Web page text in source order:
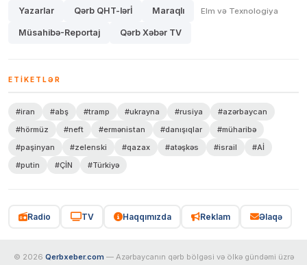
Yazarlar Qərb QHT-lərİ Maraqlı Elm və Texnologiya
Müsahibə-Reportaj Qərb Xəbər TV
ETIKETLƏR
#iran #abş #tramp #ukrayna #rusiya
#azərbaycan
#hörmüz
#neft #ermənistan #danışıqlar
#müharibə
#paşinyan
#zelenski #qazax #atəşkəs #israil
#Aİ
#putin
#ÇİN #Türkiyə
Radio TV Haqqımızda Reklam Əlaqə
© 2026 Qerbxeber.com — Azərbaycanın qərb bölgəsi və ölkə gündəmi üzrə